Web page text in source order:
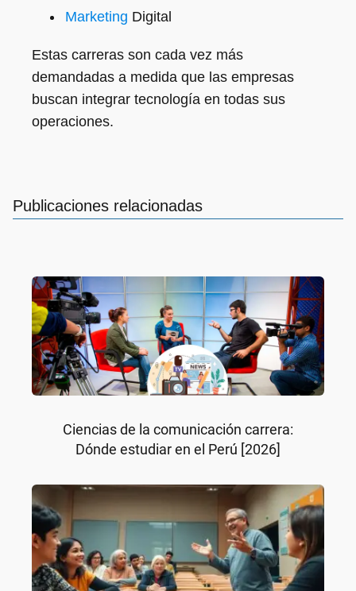
Marketing Digital
Estas carreras son cada vez más
demandadas a medida que las empresas
buscan integrar tecnología en todas sus
operaciones.
Publicaciones relacionadas
Ciencias de la comunicación carrera:
Dónde estudiar en el Perú [2026]